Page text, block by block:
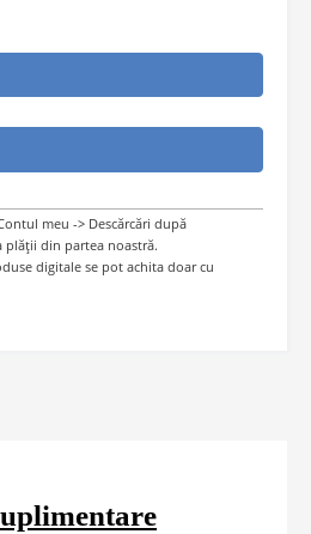
meu -> Descărcări după
plății din partea noastră.
digitale se pot achita doar cu